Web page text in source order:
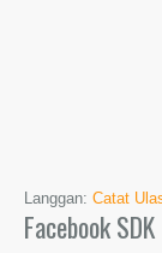
Langgan: Catat
Facebook SDK